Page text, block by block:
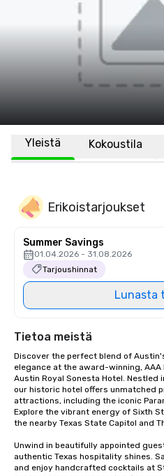
Yleistä Kokoustila
Erikoistarjoukset
Summer Savings
01.04.2026 - 31.08.2026
Tarjoushinnat
Lunasta
Tietoa meistä
Discover the perfect blend of
elegance at the award-winning,
Austin Royal Sonesta Hotel.
our historic hotel offers unmatched
attractions, including the iconic
Explore the vibrant energy of Sixth
the nearby Texas State Capitol and
Unwind in beautifully appointed
authentic Texas hospitality shines.
and enjoy handcrafted cocktails at